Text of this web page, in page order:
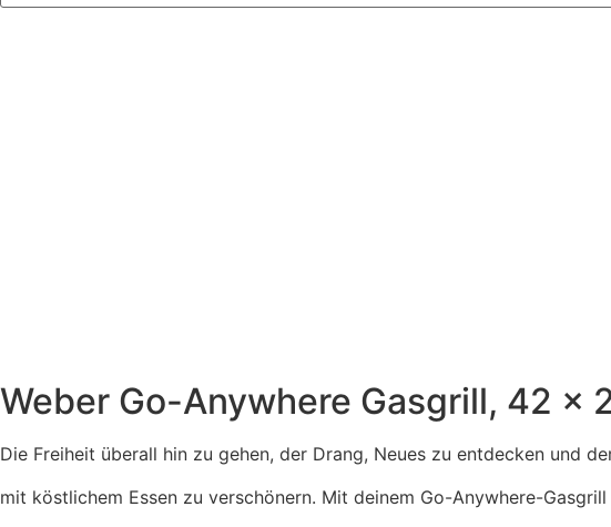
Weber Go-Anywhere Gasgrill, 42 x
Die Freiheit überall hin zu gehen, der Drang, Neues zu entdecken und
mit köstlichem Essen zu verschönern. Mit deinem Go-Anywhere-